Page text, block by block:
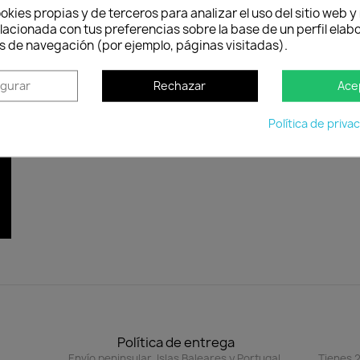
Política de entrega
propias y de terceros para analizar el uso del sitio web
con tus preferencias sobre la base de un perfil
de navegación (por ejemplo, páginas visitadas).
Rechazar
Política de